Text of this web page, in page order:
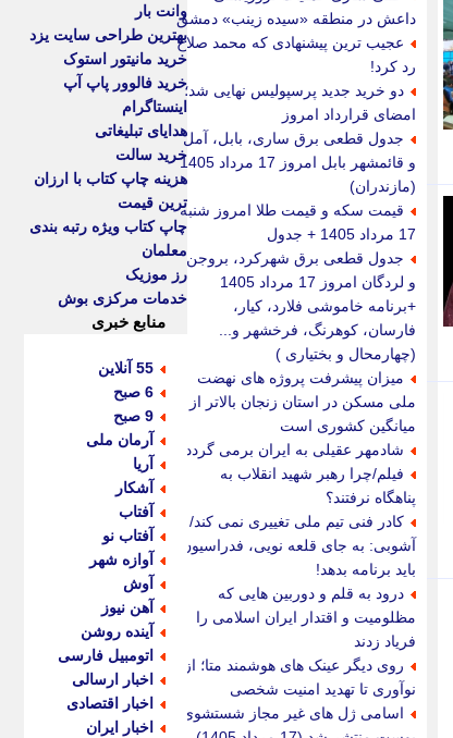
داعش در منطقه «سیده زینب» دمشق
عجیب ترین پیشنهادی که محمد صلاح
رد کرد!
دو خرید جدید پرسپولیس نهایی شد؛
امضای قرارداد امروز
جدول قطعی برق ساری، بابل، آمل
و قائمشهر بابل امروز 17 مرداد 1405
(مازندران)
قیمت سکه و قیمت طلا امروز شنبه
17 مرداد 1405 + جدول
جدول قطعی برق شهرکرد، بروجن
و لردگان امروز 17 مرداد 1405
+برنامه خاموشی فلارد، کیار،
فارسان، کوهرنگ، فرخشهر و...
(چهارمحال و بختیاری )
میزان پیشرفت پروژه های نهضت
ملی مسکن در استان زنجان بالاتر از
میانگین کشوری است
شادمهر عقیلی به ایران برمی گردد؟
فیلم/چرا رهبر شهید انقلاب به
پناهگاه نرفتند؟
کادر فنی تیم ملی تغییری نمی کند/
آشوبی: به جای قلعه نویی، فدراسیون
باید برنامه بدهد!
درود به قلم و دوربین هایی که
مظلومیت و اقتدار ایران اسلامی را
فریاد زدند
روی دیگر عینک های هوشمند متا؛ از
نوآوری تا تهدید امنیت شخصی
اسامی ژل های غیر مجاز شستشوی
وانت بار
بهترین طراحی سایت یزد
خرید مانیتور استوک
خرید فالوور پاپ آپ
اینستاگرام
هدایای تبلیغاتی
خرید سالت
هزینه چاپ کتاب با ارزان
ترین قیمت
چاپ کتاب ویژه رتبه بندی
معلمان
رز موزیک
خدمات مرکزی بوش
منابع خبری
55 آنلاین
6 صبح
9 صبح
آرمان ملی
آریا
آشکار
آفتاب
آفتاب نو
آوازه شهر
آوش
آهن نیوز
آینده روشن
اتومبیل فارسی
اخبار ارسالی
اخبار اقتصادی
اخبار ایران